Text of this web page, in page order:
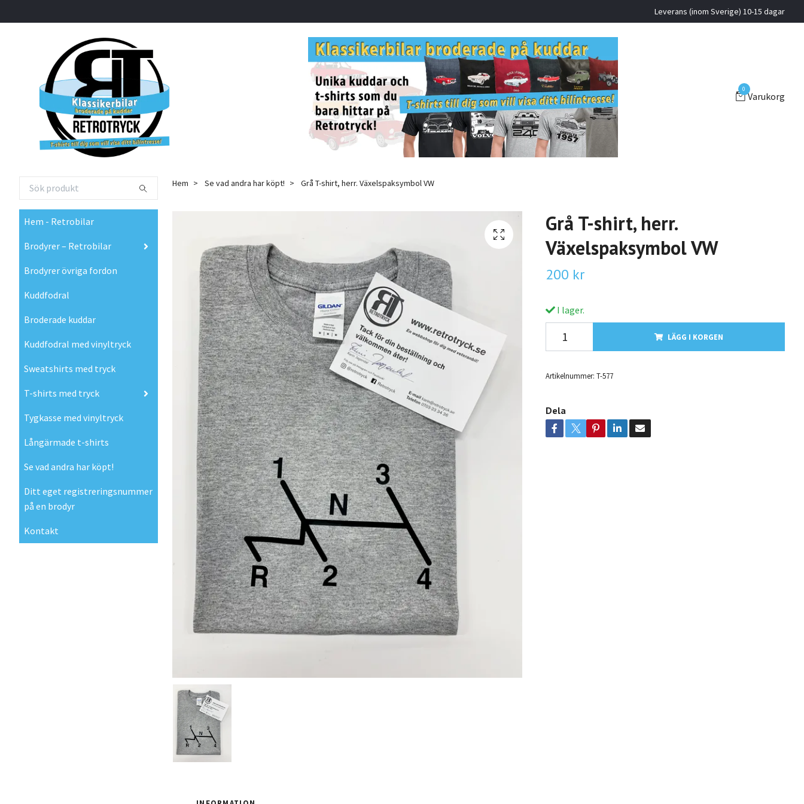
Leverans (inom Sverige) 10-15 dagar
0
Varukorg
Hem - Retrobilar
Brodyrer – Retrobilar
Brodyrer övriga fordon
Kuddfodral
Broderade kuddar
Kuddfodral med vinyltryck
Sweatshirts med tryck
T-shirts med tryck
Tygkasse med vinyltryck
Långärmade t-shirts
Se vad andra har köpt!
Ditt eget registreringsnummer
på en brodyr
Kontakt
Hem Se vad andra har köpt! Grå T-shirt, herr. Växelspaksymbol VW
Grå T-shirt, herr.
Växelspaksymbol VW
200 kr
I lager.
LÄGG I KORGEN
Artikelnummer: T-577
Dela